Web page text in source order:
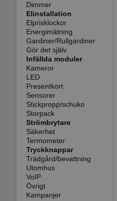
Dimmer
Elinstallation
Elprisklockor
Energimätning
Gardiner/Rullgardiner
Gör det själv
Infällda moduler
Kameror
LED
Presentkort
Sensorer
Stickpropp/schuko
Storpack
Strömbrytare
Säkerhet
Termometer
Tryckknappar
Trädgård/bevattning
Utomhus
VoIP
Övrigt
Kampanjer